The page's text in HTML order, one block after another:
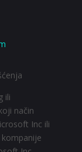
ili
način
Inc ili